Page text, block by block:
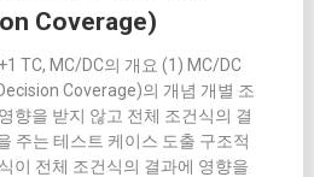
Coverage)
TC, MC/DC의 개요 (1) MC/DC
Coverage)의 개념 개별 조
향을 받지 않고 전체 조건식의 결
주는 테스트 케이스 도출 구조적
이 전체 조건식의 결과에 영향을